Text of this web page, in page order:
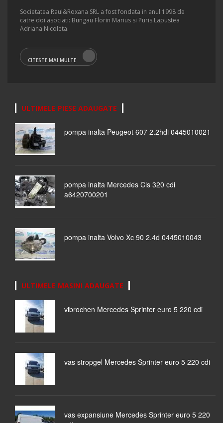
Societatea Raul&Roxana SRL a fost fondata in anul 1998 de
catre doi asociati: Bungau Florin Marius si Puris Lapustea
Adriana Nicoleta.
CITESTE MAI MULTE
ULTIMELE PIESE ADAUGATE
pompa inalta Peugeot 607 2.2hdi 0445010021
pompa inalta Mercedes Cls 320 cdi
a6420700201
pompa inalta Volvo Xc 90 2.4d 0445010043
ULTIMELE MASINI ADAUGATE
vibrochen Mercedes Sprinter euro 5 220 cdi
vas stropgel Mercedes Sprinter euro 5 220 cdi
vas expansiune Mercedes Sprinter euro 5 220